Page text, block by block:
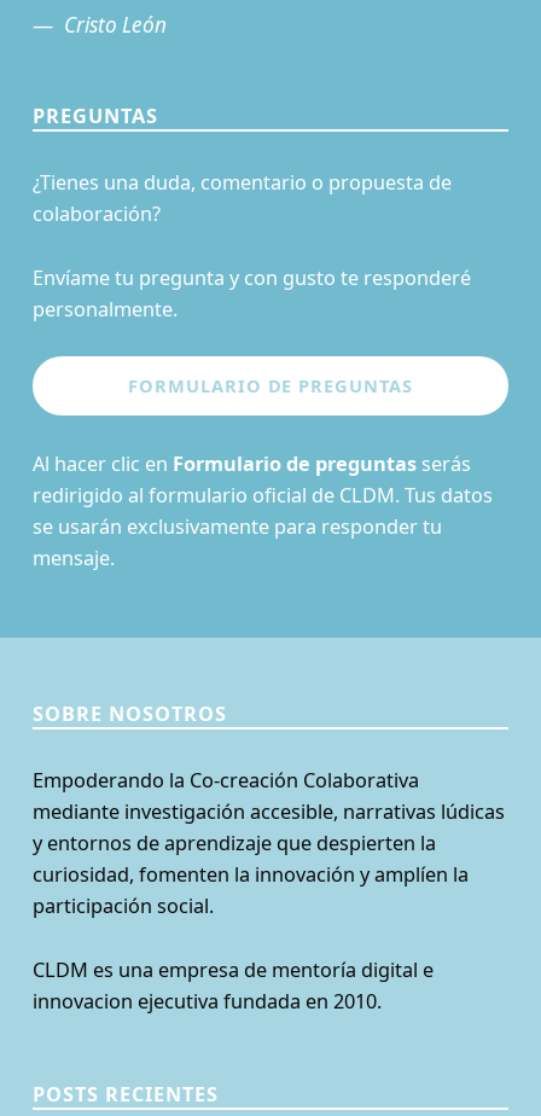
Cristo León
PREGUNTAS
¿Tienes una duda, comentario o propuesta de
colaboración?
Envíame tu pregunta y con gusto te responderé
personalmente.
Al hacer clic en Formulario de preguntasserás
redirigido al formulario oficial de CLDM. Tus datos
se usarán exclusivamente para responder tu
mensaje.
SOBRE NOSOTROS
Empoderando la Co-creación Colaborativa
mediante investigación accesible, narrativas lúdicas
y entornos de aprendizaje que despierten la
curiosidad, fomenten la innovación y amplíen la
participación social.
CLDM es una empresa de mentoría digital e
innovacion ejecutiva fundada en 2010.
POSTS RECIENTES